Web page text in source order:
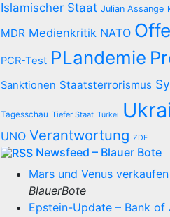
Islamischer Staat Julian Assange
MDR Medienkritik NATO
PCR-Test PLandemie
Sanktionen Staatsterrorismus
Tagesschau Tiefer Staat Türkei
UNO Verantwortung ZDF
Newsfeed – Blauer Bote
Mars und Venus verkaufen
BlauerBote
Epstein-Update – Bank of